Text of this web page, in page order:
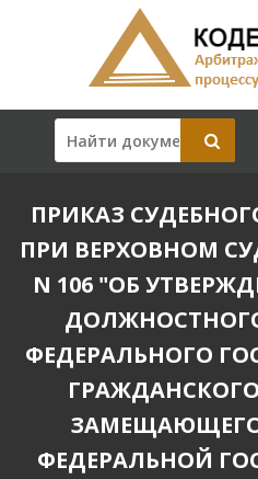
ПРИКАЗ
ПРИ ВЕРХОВНОМ
N 106 "ОБ
ФЕДЕРАЛЬНОГО
ФЕДЕРАЛЬНОЙ